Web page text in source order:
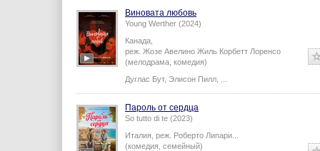
Виновата любовь
Young Werther (2024)
Канада,
реж. Жозе Авелино Жиль Корбетт Лоренсо
(мелодрама, комедия)
Дуглас Бут, Элисон Пилл
Пароль от сердца
So tutto di te (2023)
Италия, реж. Роберто Липари
(комедия, семейный)